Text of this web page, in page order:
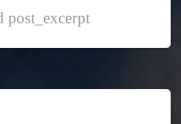
post_excerpt